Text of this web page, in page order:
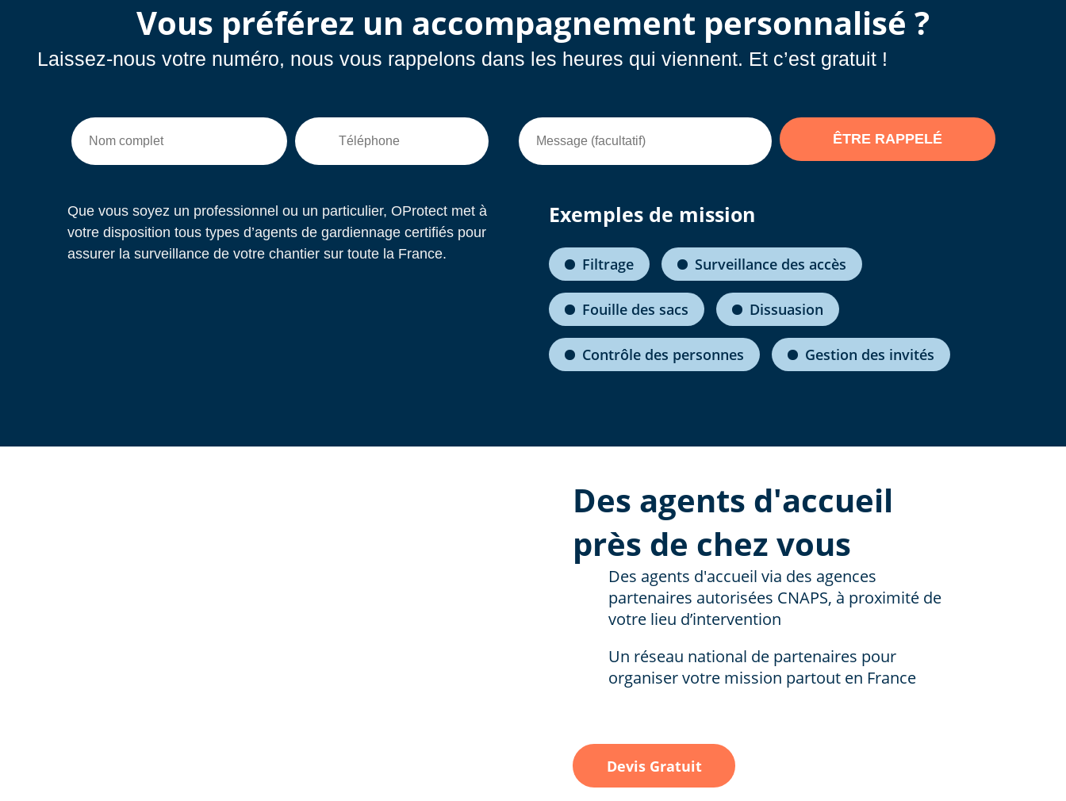
Vous préférez un accompagnement personnalisé ?
Laissez-nous votre numéro, nous vous rappelons dans les heures qui viennent. Et c’est gratuit !
Que vous soyez un professionnel ou un particulier, OProtect met à
votre disposition tous types d’agents de gardiennage certifiés pour
assurer la surveillance de votre chantier sur toute la France.
Exemples de mission
Filtrage Surveillance des accès
Fouille des sacs Dissuasion
Contrôle des personnes Gestion des invités
Des agents d'accueil
près de chez vous
Des agents d'accueil via des agences
partenaires autorisées CNAPS, à proximité de
votre lieu d’intervention
Un réseau national de partenaires pour
organiser votre mission partout en France
Devis Gratuit